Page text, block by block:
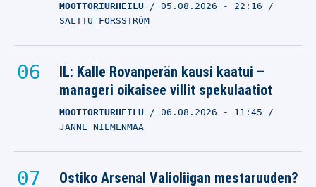
MOOTTORIURHEILU 05.08.2026 - 22:16
SALTTU FORSSTRÖM
IL: Kalle Rovanperän kausi kaatui –
manageri oikaisee villit spekulaatiot
MOOTTORIURHEILU 06.08.2026 - 11:45
JANNE NIEMENMAA
Ostiko Arsenal Valioliigan mestaruuden?